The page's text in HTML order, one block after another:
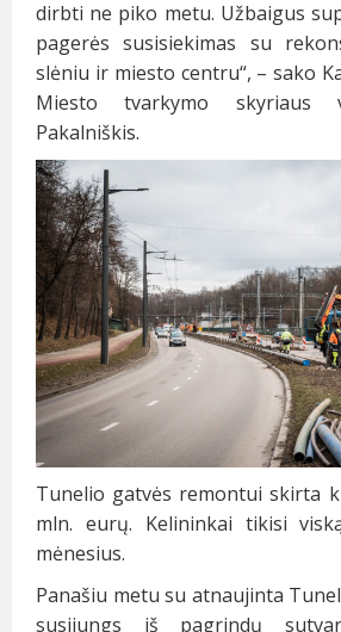
dirbti ne piko metu. Užbaigus
pagerės susisiekimas su
slėniu ir miesto centru“, – sako
Miesto tvarkymo skyriaus
Pakalniškis.
Tunelio gatvės remontui skirta
mln. eurų. Kelininkai tikisi
mėnesius.
Panašiu metu su atnaujinta
susijungs iš pagrindų